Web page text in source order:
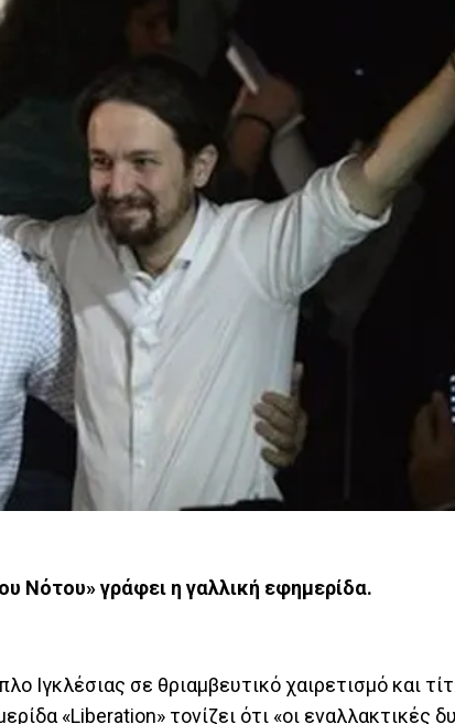
Νότου» γράφει η γαλλική εφημερίδα.
σε θριαμβευτικό χαιρετισμό και
«Liberation» τονίζει ότι «οι εναλλακτικές